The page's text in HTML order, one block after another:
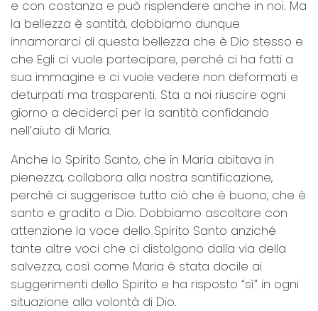
e con costanza e può risplendere anche in noi. Ma
la bellezza è santità, dobbiamo dunque
innamorarci di questa bellezza che è Dio stesso e
che Egli ci vuole partecipare, perché ci ha fatti a
sua immagine e ci vuole vedere non deformati e
deturpati ma trasparenti. Sta a noi riuscire ogni
giorno a deciderci per la santità confidando
nell’aiuto di Maria.
Anche lo Spirito Santo, che in Maria abitava in
pienezza, collabora alla nostra santificazione,
perché ci suggerisce tutto ciò che è buono, che è
santo e gradito a Dio. Dobbiamo ascoltare con
attenzione la voce dello Spirito Santo anziché
tante altre voci che ci distolgono dalla via della
salvezza, così come Maria è stata docile ai
suggerimenti dello Spirito e ha risposto “sì” in ogni
situazione alla volontà di Dio.